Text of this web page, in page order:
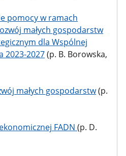
pomocy w ramach
małych gospodarstw
dla Wspólnej
2023-2027(p. B. Borowska,
małych gospodarstw(p.
FADN(p. D.